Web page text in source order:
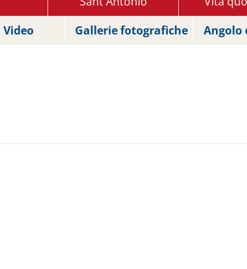
Video Gallerie fotografiche Angolo